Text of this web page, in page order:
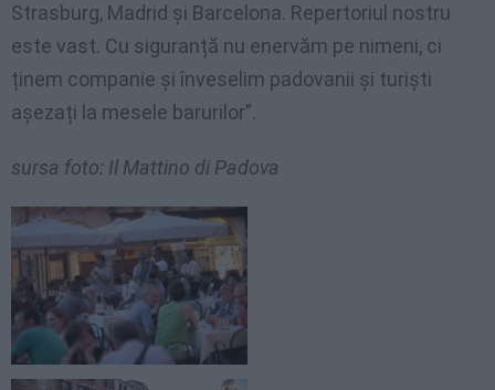
Strasburg, Madrid și Barcelona. Repertoriul nostru
este vast. Cu siguranță nu enervăm pe nimeni, ci
ținem companie și înveselim padovanii și turiști
așezați la mesele barurilor”.
sursa foto: Il Mattino di Padova